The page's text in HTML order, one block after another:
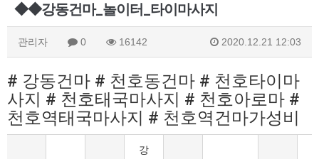
◆◆강동건마_놀이터_타이마사지
관리자 0 16142 2020.12.21 12:03
# 강동건마 # 천호동건마 # 천호타이마
사지 # 천호태국마사지 # 천호아로마 #
천호역태국마사지 # 천호역건마가성비
강